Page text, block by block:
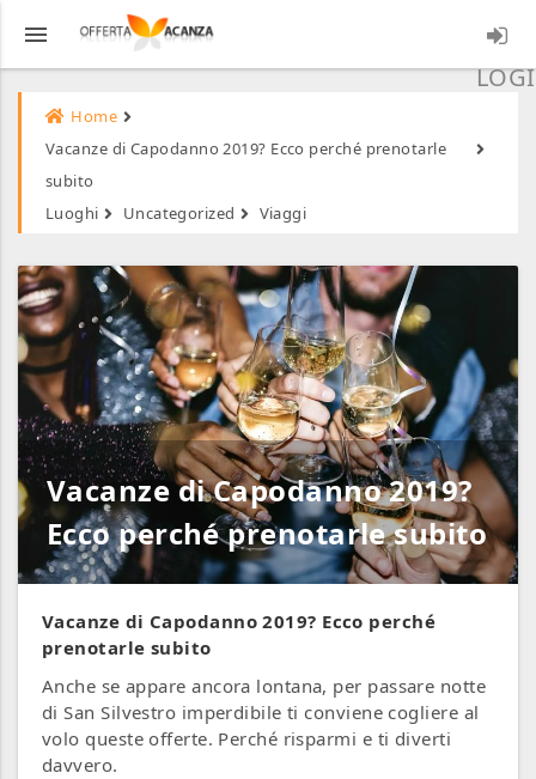
menu
Home
Vacanze di Capodanno 2019? Ecco perché prenotarle
subito
Luoghi
Uncategorized Viaggi
Vacanze di Capodanno 2019?
Ecco perché prenotarle subito
Vacanze di Capodanno 2019? Ecco perché
prenotarle subito
Anche se appare ancora lontana, per passare notte
di San Silvestro imperdibile ti conviene cogliere al
volo queste offerte. Perché risparmi e ti diverti
davvero.